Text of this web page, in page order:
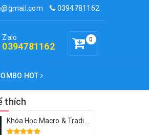
0394781162
0
Zalo
0394781162
HOT
thích